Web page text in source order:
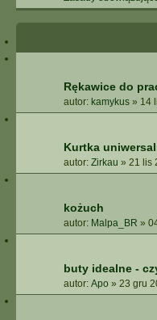
Rękawice do
autor: kamykus » 14
Kurtka
autor: Zirkau » 21 lis
kożuch
autor: Malpa_BR »
buty idealne -
autor: Apo » 23 gru